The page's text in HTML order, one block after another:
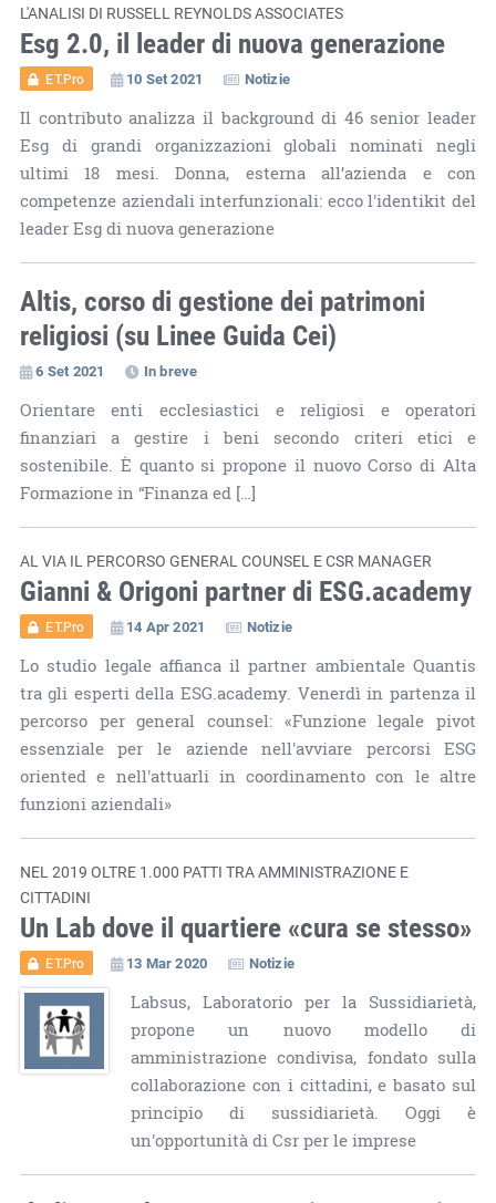
L'ANALISI DI RUSSELL REYNOLDS ASSOCIATES
Esg 2.0, il leader di nuova generazione
ET.Pro 10 Set 2021 Notizie
Il contributo analizza il background di 46 senior leader
Esg di grandi organizzazioni globali nominati negli
ultimi 18 mesi. Donna, esterna all’azienda e con
competenze aziendali interfunzionali: ecco l'identikit del
leader Esg di nuova generazione
Altis, corso di gestione dei patrimoni
religiosi (su Linee Guida Cei)
6 Set 2021 In breve
Orientare enti ecclesiastici e religiosi e operatori
finanziari a gestire i beni secondo criteri etici e
sostenibile. È quanto si propone il nuovo Corso di Alta
Formazione in “Finanza ed […]
AL VIA IL PERCORSO GENERAL COUNSEL E CSR MANAGER
Gianni & Origoni partner di ESG.academy
ET.Pro 14 Apr 2021 Notizie
Lo studio legale affianca il partner ambientale Quantis
tra gli esperti della ESG.academy. Venerdì in partenza il
percorso per general counsel: «Funzione legale pivot
essenziale per le aziende nell'avviare percorsi ESG
oriented e nell'attuarli in coordinamento con le altre
funzioni aziendali»
NEL 2019 OLTRE 1.000 PATTI TRA AMMINISTRAZIONE E
CITTADINI
Un Lab dove il quartiere «cura se stesso»
ET.Pro 13 Mar 2020 Notizie
Labsus, Laboratorio per la Sussidiarietà,
propone un nuovo modello di
amministrazione condivisa, fondato sulla
collaborazione con i cittadini, e basato sul
principio di sussidiarietà. Oggi è
un'opportunità di Csr per le imprese